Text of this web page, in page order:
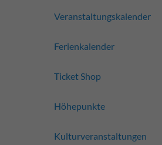
Veranstaltungskalender
Ferienkalender
Ticket Shop
Höhepunkte
Kulturveranstaltungen